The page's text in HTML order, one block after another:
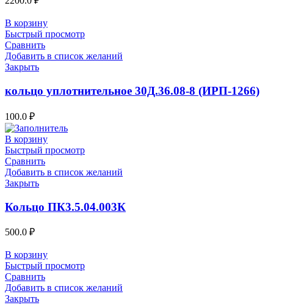
В корзину
Быстрый просмотр
Сравнить
Добавить в список желаний
Закрыть
кольцо уплотнительное 30Д.36.08-8 (ИРП-1266)
100.0 ₽
В корзину
Быстрый просмотр
Сравнить
Добавить в список желаний
Закрыть
Кольцо ПК3.5.04.003К
500.0 ₽
В корзину
Быстрый просмотр
Сравнить
Добавить в список желаний
Закрыть